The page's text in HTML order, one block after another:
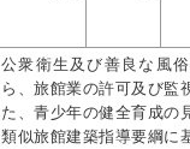
公衆衛生及び善良な風
ら、旅館業の許可及び監
た、青少年の健全育成の
類似旅館建築指導要綱に